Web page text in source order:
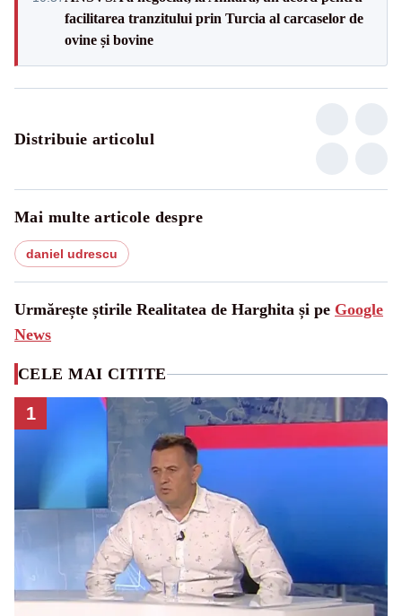
facilitarea tranzitului prin Turcia al carcaselor de
ovine și bovine
Distribuie articolul
Mai multe articole despre
daniel udrescu
Urmărește știrile Realitatea de Harghita și pe Google
News
CELE MAI CITITE
1